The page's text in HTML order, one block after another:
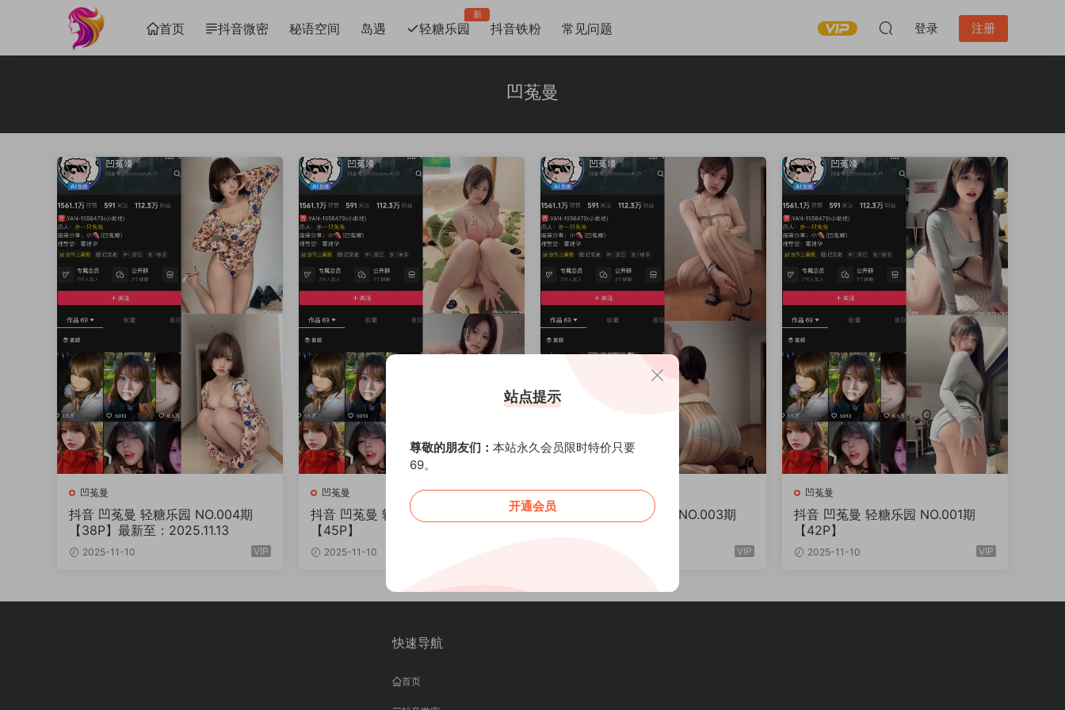
首页 抖音微密 秘语空间 岛遇 轻糖乐园
新
抖音铁粉 常见问题 登录 注册
凹菟曼
凹菟曼
抖音 凹菟曼 轻糖乐园 NO.004期
【38P】最新至：2025.11.13
2025-11-10 VIP
凹菟曼
抖音 凹菟曼 轻糖乐园 NO.002期
【45P】
2025-11-10
凹菟曼
抖音 凹菟曼 轻糖乐园 NO.003期
VIP
凹菟曼
抖音 凹菟曼 轻糖乐园 NO.001期
【42P】
2025-11-10 VIP
快速导航
首页
站点提示
尊敬的朋友们： 本站永久会员限时特价只要
69。
开通会员